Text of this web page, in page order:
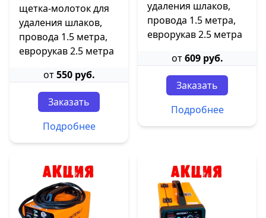
щетка-молоток для
удаления шлаков,
провода 1.5 метра,
еврорукав 2.5 метра
от550 руб.
Заказать
Подробнее
удаления шлаков,
провода 1.5 метра,
еврорукав 2.5 метра
от609 руб.
Заказать
Подробнее